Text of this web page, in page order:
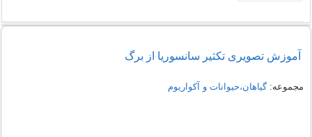
آموزش تصویری تکثیر سانسوریا از برگ
مجموعه:گیاهان،حیوانات و آکواریوم